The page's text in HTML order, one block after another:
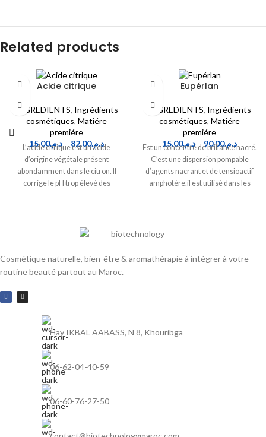
Related products
Acide citrique
INGREDIENTS, Ingrédients
cosmétiques, Matiére
premiére
د.م.15.00 – د.م.82.00
L’acide citrique est un acide
d’origine végétale présent
abondamment dans le citron. Il
corrige le pH trop élevé des
de bain, en combinaison avec du
Eupérlan
INGREDIENTS, Ingrédients
cosmétiques, Matiére
premiére
د.م.15.00 – د.م.90.00
Est un concentré de brillance nacré.
C’est une dispersion pompable
d’agents nacrant et de tensioactif
amphotére.il est utilisé dans les
Cosmétique naturelle, bien-être & aromathérapie à intégrer à votre
routine beauté partout au Maroc.
Hay IKBAL AABASS, N 8, Khouribga
06-62-04-40-59
06-60-76-27-50